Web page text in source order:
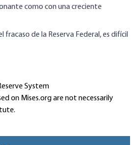
como con una creciente
fracaso de la Reserva Federal, es difícil
System
on Mises.org are not necessarily